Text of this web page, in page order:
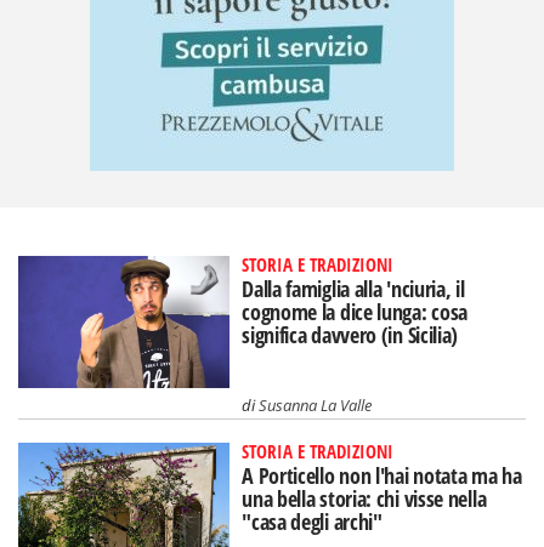
STORIA E TRADIZIONI
Dalla famiglia alla 'nciuria, il
cognome la dice lunga: cosa
significa davvero (in Sicilia)
diSusanna La Valle
STORIA E TRADIZIONI
A Porticello non l'hai notata ma ha
una bella storia: chi visse nella
"casa degli archi"